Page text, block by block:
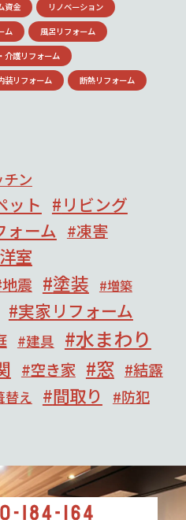
資金 リノベーション
ム 風呂リフォーム
介護リフォーム
装リフォーム 断熱リフォーム
ン
ット リビング
ォーム 凍害
室
地震 塗装 増築
実家リフォーム
建具 水まわり
空き家 窓 結露
替え 間取り 防犯